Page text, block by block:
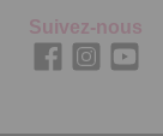
Suivez-nous